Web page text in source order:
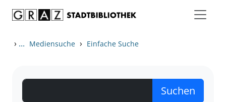
› ... Mediensuche › Einfache Suche